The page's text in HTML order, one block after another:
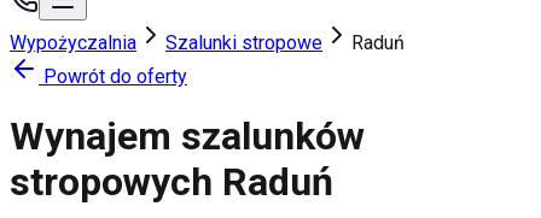
Wypożyczalnia Szalunki stropowe
Raduń
Powrót do oferty
Wynajem szalunków
stropowych Raduń